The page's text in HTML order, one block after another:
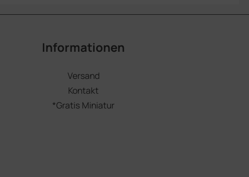
Informationen
Versand
Kontakt
*Gratis Miniatur